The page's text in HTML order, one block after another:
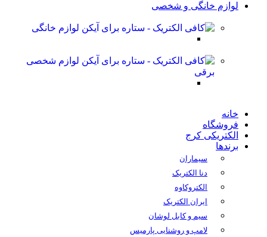
لوازم خانگی و شخصی
لوازم خانگی
لوازم شخصی
برقی
خانه
فروشگاه
الکتریکی کرج
برندها
سیماران
دنا الکتریک
الکتروکاوه
ایران الکتریک
سیم و کابل لوشان
لامپ و روشنایی پارمیس